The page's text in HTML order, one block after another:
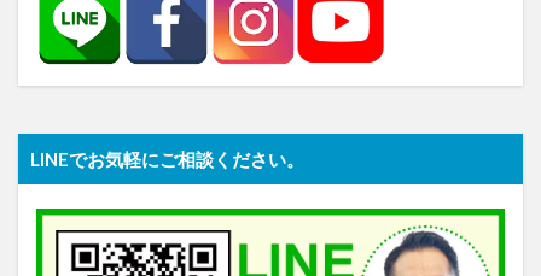
LINEでお気軽にご相談ください。